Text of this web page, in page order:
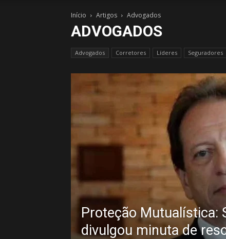
Início Artigos Advogados
ADVOGADOS
Advogados Corretores Líderes Seguradores
Proteção Mutualística:
divulgou minuta de